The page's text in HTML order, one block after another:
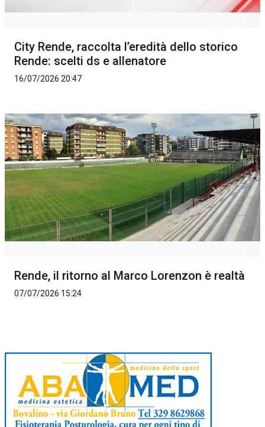
City Rende, raccolta l’eredità dello storico
Rende: scelti ds e allenatore
16/07/2026 20:47
Rende, il ritorno al Marco Lorenzon è realtà
07/07/2026 15:24